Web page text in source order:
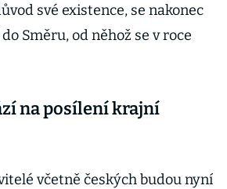
své existence, se nakonec
Směru, od něhož se v roce
na posílení krajní
včetně českých budou nyní